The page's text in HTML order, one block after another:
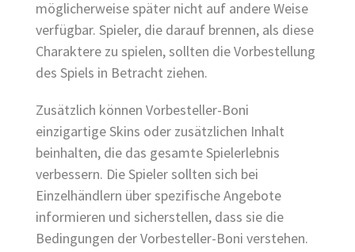
möglicherweise später nicht auf andere Weise
verfügbar. Spieler, die darauf brennen, als diese
Charaktere zu spielen, sollten die Vorbestellung
des Spiels in Betracht ziehen.
Zusätzlich können Vorbesteller-Boni
einzigartige Skins oder zusätzlichen Inhalt
beinhalten, die das gesamte Spielerlebnis
verbessern. Die Spieler sollten sich bei
Einzelhändlern über spezifische Angebote
informieren und sicherstellen, dass sie die
Bedingungen der Vorbesteller-Boni verstehen.